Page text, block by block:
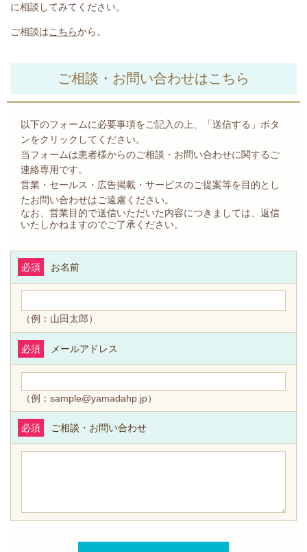
に相談してみてください。
ご相談はこちらから。
ご相談・お問い合わせはこちら
以下のフォームに必要事項をご記入の上、「送信する」ボタ
ンをクリックしてください。
当フォームは患者様からのご相談・お問い合わせに関するご
連絡専用です。
営業・セールス・広告掲載・サービスのご提案等を目的とし
たお問い合わせはご遠慮ください。
なお、営業目的で送信いただいた内容につきましては、返信
いたしかねますのでご了承ください。
お名前
必須
（例：山田太郎）
メールアドレス
必須
（例：sample@yamadahp.jp）
ご相談・お問い合わせ
必須